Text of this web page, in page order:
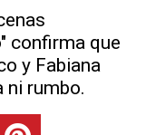
confirma que
y Fabiana
ni rumbo.